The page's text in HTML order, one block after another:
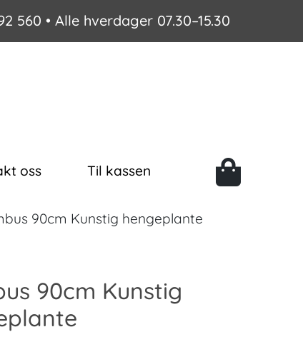
560 • Alle hverdager 07.30–15.30
oss Til kassen
90cm Kunstig hengeplante
90cm Kunstig